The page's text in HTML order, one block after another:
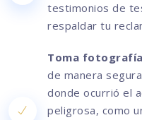
testimonios de
respaldar tu
Toma
de manera
donde ocurrió el
peligrosa, como